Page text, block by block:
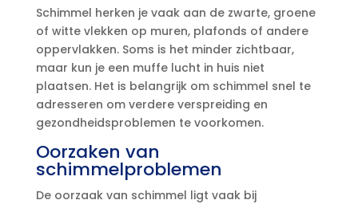
Schimmel herken je vaak aan de zwarte, groene
of witte vlekken op muren, plafonds of andere
oppervlakken.​ Soms is het minder zichtbaar,
maar kun je een muffe lucht in huis niet
plaatsen.​ Het is belangrijk om schimmel snel te
adresseren om verdere verspreiding en
gezondheidsproblemen te voorkomen.​
Oorzaken van
schimmelproblemen
De oorzaak van schimmel ligt vaak bij